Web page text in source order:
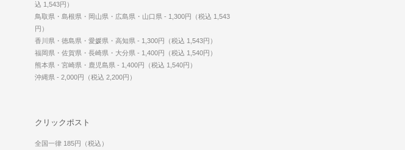
込 1,543円）
鳥取県・島根県・岡山県・広島県・山口県 - 1,300円（税込 1,543
円）
香川県・徳島県・愛媛県・高知県 - 1,300円（税込 1,543円）
福岡県・佐賀県・長崎県・大分県 - 1,400円（税込 1,540円）
熊本県・宮崎県・鹿児島県 - 1,400円（税込 1,540円）
沖縄県 - 2,000円（税込 2,200円）
クリックポスト
全国一律 185円（税込）